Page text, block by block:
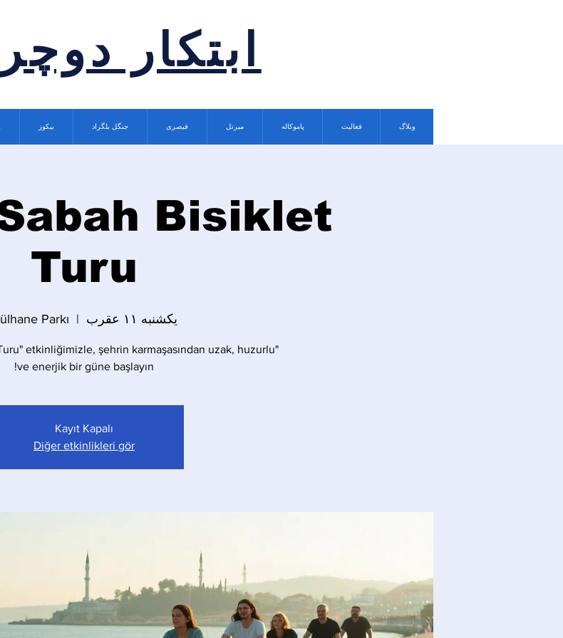
ابتکار
بیکوز جنگل بلگراد قیصری میرتل پاموکاله فعالیت وبلاگ
Bisiklet
Turu
یکشنبه ۱۱ عقرب
  |
Parkı
etkinliğimizle, şehrin karmaşasından uzak, huzurlu
ve enerjik bir güne başlayın!
Kayıt Kapalı
Diğer etkinlikleri gör